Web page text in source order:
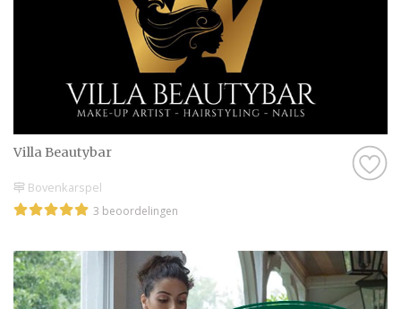
Villa Beautybar
Bovenkarspel
3 beoordelingen